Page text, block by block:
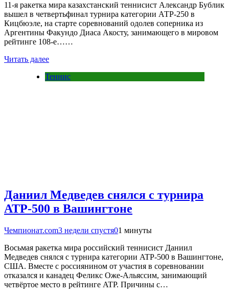
11-я ракетка мира казахстанский теннисист Александр Бублик
вышел в четвертьфинал турнира категории АТР-250 в
Кицбюэле, на старте соревнований одолев соперника из
Аргентины Факундо Диаса Акосту, занимающего в мировом
рейтинге 108-е……
Читать далее
Теннис
Даниил Медведев снялся с турнира
ATP-500 в Вашингтоне
Чемпионат.com3 недели спустя01 минуты
Восьмая ракетка мира российский теннисист Даниил
Медведев снялся с турнира категории ATP-500 в Вашингтоне,
США. Вместе с россиянином от участия в соревновании
отказался и канадец Феликс Оже-Альяссим, занимающий
четвёртое место в рейтинге ATP. Причины с…